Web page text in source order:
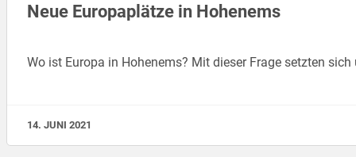
Neue Europaplätze in Hohenems
Wo ist Europa in Hohenems? Mit dieser Frage setzten
14. JUNI 2021